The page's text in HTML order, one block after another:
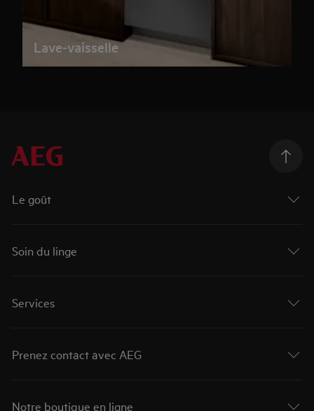
Lave-vaisselle
Le goût
Soin du linge
Services
Prenez contact avec AEG
Notre boutique en ligne